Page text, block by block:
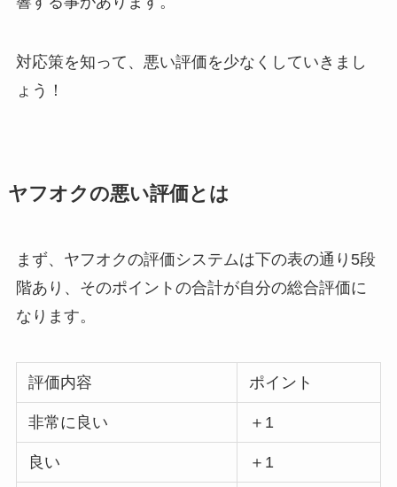
対応策を知って、悪い評価を少なくしていきまし
ょう！
ヤフオクの悪い評価とは
まず、ヤフオクの評価システムは下の表の通り5段
階あり、そのポイントの合計が自分の総合評価に
なります。
評価内容 ポイント
非常に良い ＋1
良い ＋1